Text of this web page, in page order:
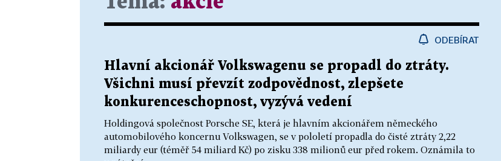
ODEBÍRAT
Hlavní akcionář Volkswagenu se propadl do ztráty.
Všichni musí převzít zodpovědnost, zlepšete
konkurenceschopnost, vyzývá vedení
Holdingová společnost Porsche SE, která je hlavním akcionářem německého
automobilového koncernu Volkswagen, se v pololetí propadla do čisté ztráty 2,22
miliardy eur (téměř 54 miliard Kč) po zisku 338 milionů eur před rokem. Oznámila to